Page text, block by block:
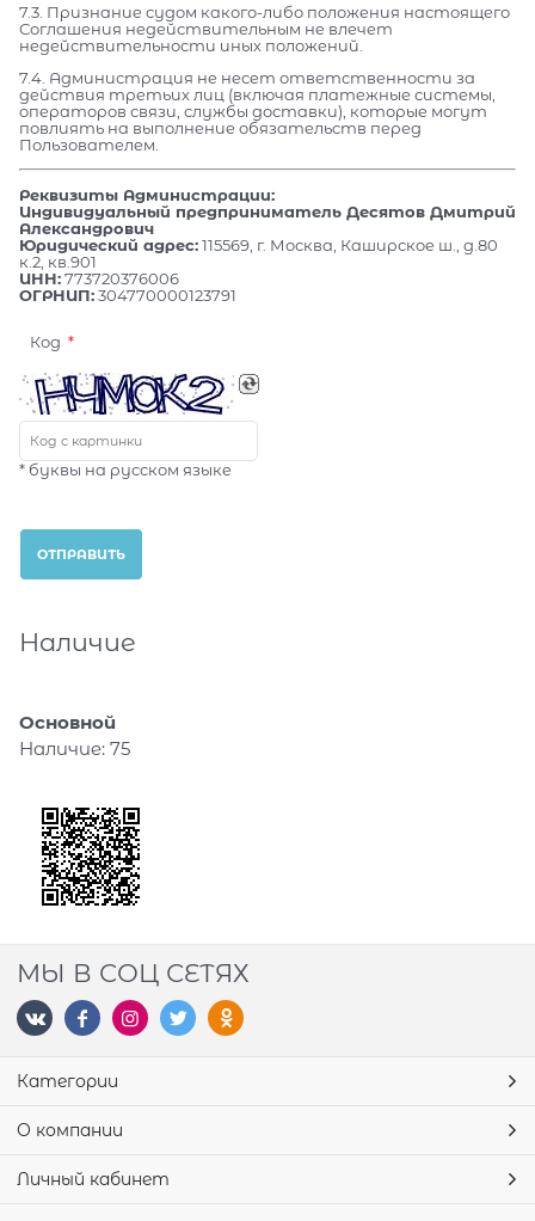
7.3. Признание судом какого-либо положения настоящего
Соглашения недействительным не влечет
недействительности иных положений.
7.4. Администрация не несет ответственности за
действия третьих лиц (включая платежные системы,
операторов связи, службы доставки), которые могут
повлиять на выполнение обязательств перед
Пользователем.
Реквизиты Администрации:
Индивидуальный предприниматель Десятов Дмитрий
Александрович
Юридический адрес:115569, г. Москва, Каширское ш., д.80
к.2, кв.901
ИНН:773720376006
ОГРНИП:304770000123791
Код
* буквы на русском языке
Наличие
Основной
Наличие: 75
МЫ В СОЦ СЕТЯХ
Категории
О компании
Личный кабинет